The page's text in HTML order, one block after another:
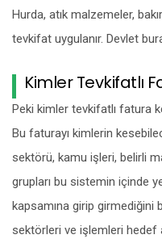
Hurda, atık malzemeler,
tevkifat uygulanır. Devlet
Kimler Tevkifatlı
Peki kimler tevkifatlı fatura
Bu faturayı kimlerin
sektörü, kamu işleri, belirli
grupları bu sistemin içinde
kapsamına girip girmediğini
sektörleri ve işlemleri hedef